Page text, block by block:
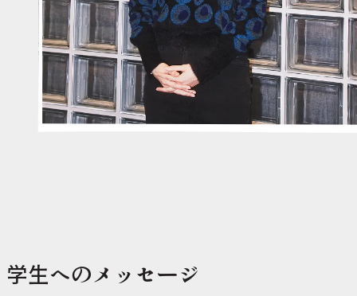
学生へのメッセージ